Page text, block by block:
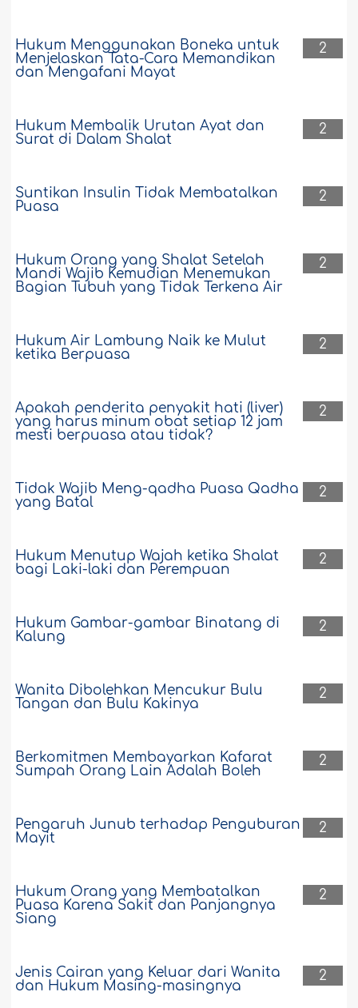
2
Hukum Menggunakan Boneka untuk
Menjelaskan Tata-Cara Memandikan
dan Mengafani Mayat
2
Hukum Membalik Urutan Ayat dan
Surat di Dalam Shalat
2
Suntikan Insulin Tidak Membatalkan
Puasa
2
Hukum Orang yang Shalat Setelah
Mandi Wajib Kemudian Menemukan
Bagian Tubuh yang Tidak Terkena Air
2
Hukum Air Lambung Naik ke Mulut
ketika Berpuasa
2
Apakah penderita penyakit hati (liver)
yang harus minum obat setiap 12 jam
mesti berpuasa atau tidak?
2
Tidak Wajib Meng-qadha Puasa Qadha
yang Batal
2
Hukum Menutup Wajah ketika Shalat
bagi Laki-laki dan Perempuan
2
Hukum Gambar-gambar Binatang di
Kalung
2
Wanita Dibolehkan Mencukur Bulu
Tangan dan Bulu Kakinya
2
Berkomitmen Membayarkan Kafarat
Sumpah Orang Lain Adalah Boleh
2
Pengaruh Junub terhadap Penguburan
Mayit
2
Hukum Orang yang Membatalkan
Puasa Karena Sakit dan Panjangnya
Siang
2
Jenis Cairan yang Keluar dari Wanita
dan Hukum Masing-masingnya